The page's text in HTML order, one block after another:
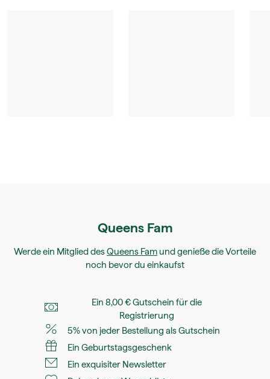
Queens Fam
Werde ein Mitglied desQueens Fam und genieße die Vorteile
noch bevor du einkaufst
Ein 8,00 € Gutschein für die
Registrierung
5% von jeder Bestellung als Gutschein
Ein Geburtstagsgeschenk
Ein exquisiter Newsletter